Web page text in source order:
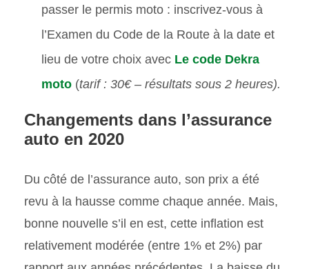
passer le permis moto : inscrivez-vous à
l’Examen du Code de la Route à la date et
lieu de votre choix avec Le code Dekra
moto (tarif : 30€ – résultats sous 2 heures).
Changements dans l’assurance
auto en 2020
Du côté de l’assurance auto, son prix a été
revu à la hausse comme chaque année. Mais,
bonne nouvelle s’il en est, cette inflation est
relativement modérée (entre 1% et 2%) par